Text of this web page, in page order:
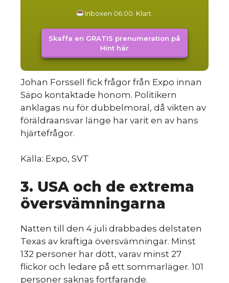
Inboxen 06:00. Klart.
Skaffa en GRATIS prenumeration på
Hint här
Johan Forssell fick frågor från Expo innan
Säpo kontaktade honom. Politikern
anklagas nu för dubbelmoral, då vikten av
föräldraansvar länge har varit en av hans
hjärtefrågor.
Källa: Expo, SVT
3. USA och de extrema
översvämningarna
Natten till den 4 juli drabbades delstaten
Texas av kraftiga översvämningar. Minst
132 personer har dött, varav minst 27
flickor och ledare på ett sommarläger. 101
personer saknas fortfarande.